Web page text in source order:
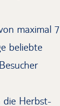
maximal 7
beliebte
die Herbst-